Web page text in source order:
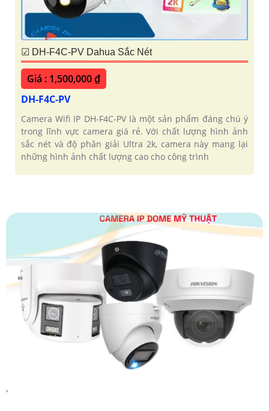
☑ DH-F4C-PV Dahua Sắc Nét
Giá : 1,500,000 ₫
DH-F4C-PV
Camera Wifi IP DH-F4C-PV là một sản phẩm đáng chú ý
trong lĩnh vực camera giá rẻ. Với chất lượng hình ảnh
sắc nét và độ phân giải Ultra 2k, camera này mang lại
những hình ảnh chất lượng cao cho công trình
'